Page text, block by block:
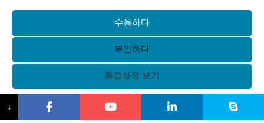
수용하다
부인하다
환경설정 보기
문의하기
저작권 © 2021 광저우 Xunqi 안경 유한 회사 판권 소유.
↓